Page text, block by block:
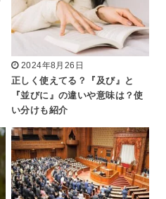
2024年8月26日
正しく使えてる？『及び』と
『並びに』の違いや意味は？使
い分けも紹介